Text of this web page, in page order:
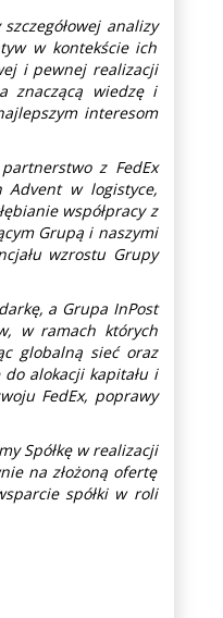
analizy
w kontekście ich
i pewnej realizacji
znaczącą wiedzę i
interesom
z FedEx
Advent w logistyce,
współpracy z
Grupą i naszymi
wzrostu Grupy
a Grupa InPost
w ramach których
globalną sieć oraz
alokacji kapitału i
FedEx, poprawy
Spółkę w realizacji
na złożoną ofertę
spółki w roli